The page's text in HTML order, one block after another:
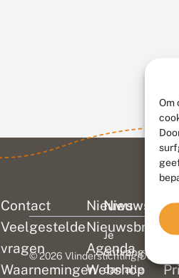
Om
Contact
Veelgestelde
vragen
Waarnemingen
Nieuws
Nieuwsbrief
Agenda
Webshop
Je
ontvangt
dan alle
© 2026 Vlinderstichting|